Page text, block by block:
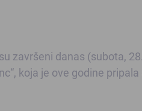
završeni danas (subota,
koja je ove godine